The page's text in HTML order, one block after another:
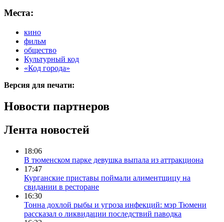
Места:
кино
фильм
общество
Культурный код
«Код города»
Версия для печати:
Новости партнеров
Лента новостей
18:06
В тюменском парке девушка выпала из аттракциона
17:47
Курганские приставы поймали алиментщицу на
свидании в ресторане
16:30
Тонна дохлой рыбы и угроза инфекций: мэр Тюмени
рассказал о ликвидации последствий паводка